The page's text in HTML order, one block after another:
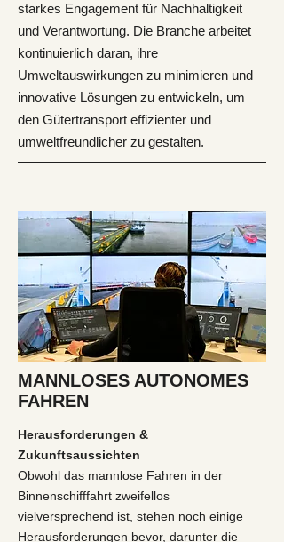
starkes Engagement für Nachhaltigkeit
und Verantwortung. Die Branche arbeitet
kontinuierlich daran, ihre
Umweltauswirkungen zu minimieren und
innovative Lösungen zu entwickeln, um
den Gütertransport effizienter und
umweltfreundlicher zu gestalten.
MANNLOSES AUTONOMES
FAHREN
Herausforderungen &
Zukunftsaussichten
Obwohl das mannlose Fahren in der
Binnenschifffahrt zweifellos
vielversprechend ist, stehen noch einige
Herausforderungen bevor, darunter die